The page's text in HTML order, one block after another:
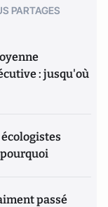
PARTAGES
: jusqu'où
passé